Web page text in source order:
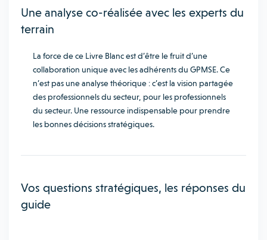
Une analyse co-réalisée avec les experts du
terrain
La force de ce Livre Blanc est d’être le fruit d’une
collaboration unique avec les adhérents du GPMSE. Ce
n’est pas une analyse théorique : c’est la vision partagée
des professionnels du secteur, pour les professionnels
du secteur. Une ressource indispensable pour prendre
les bonnes décisions stratégiques.
Vos questions stratégiques, les réponses du
guide